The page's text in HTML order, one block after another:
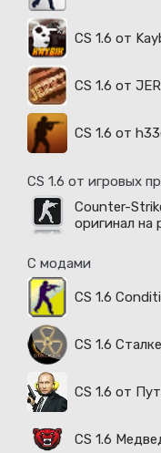
CS 1.6 от
CS 1.6 от
CS 1.6 от
CS 1.6 от игровых
Counter-
оригинал на
С модами
CS 1.6
CS 1.6
CS 1.6 от
CS 1.6